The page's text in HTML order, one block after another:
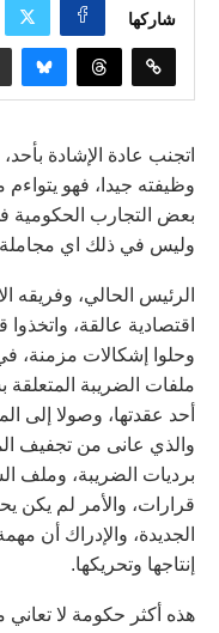
شاركها
اتجنب عادة الإشادة
وظيفته جيدا، فهو يتواءم
بعض التجارب الحكومية
وليس في ذلك اي
الرئيس الحالي، وفريقه
اقتصادية عالقة،
وحلوا إشكالات مزمنة،
ملفات الضريبة
أحد عقدتها، وصولا إلى
والذي عانى من تجفيف
برديات الضريبة، وملف
قرارات، والأمر لم يكن
الجديدة، والإدراك أن
إنتاجها وتحريكها.
هذه أكثر حكومة لا تعاني